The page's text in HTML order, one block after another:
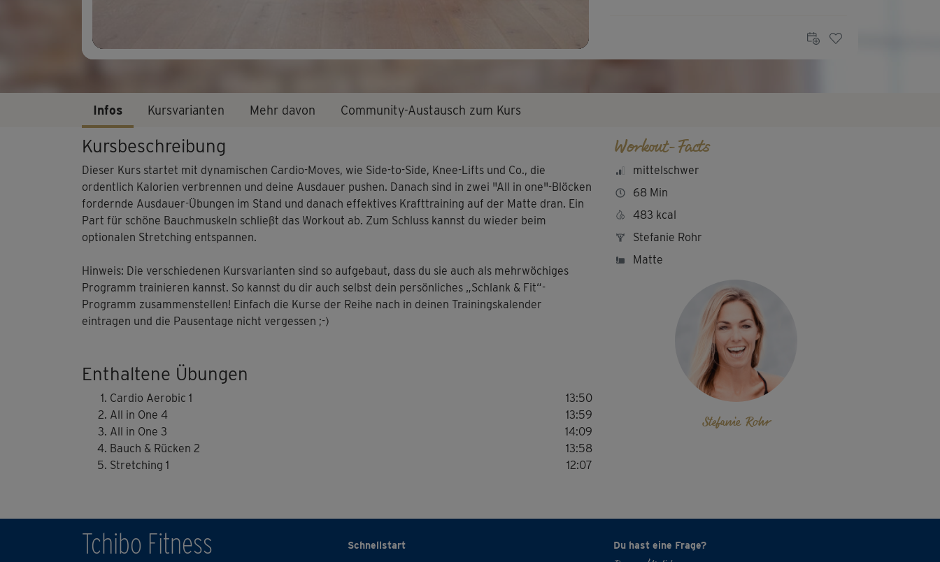
Infos Kursvarianten Mehr davon Community-Austausch zum Kurs
Kursbeschreibung
Dieser Kurs startet mit dynamischen Cardio-Moves, wie Side-to-Side, Knee-Lifts und Co., die
ordentlich Kalorien verbrennen und deine Ausdauer pushen. Danach sind in zwei "All in one"-Blöcken
fordernde Ausdauer-Übungen im Stand und danach effektives Krafttraining auf der Matte dran. Ein
Part für schöne Bauchmuskeln schließt das Workout ab. Zum Schluss kannst du wieder beim
optionalen Stretching entspannen.
Hinweis: Die verschiedenen Kursvarianten sind so aufgebaut, dass du sie auch als mehrwöchiges
Programm trainieren kannst. So kannst du dir auch selbst dein persönliches „Schlank & Fit“-
Programm zusammenstellen! Einfach die Kurse der Reihe nach in deinen Trainingskalender
eintragen und die Pausentage nicht vergessen ;-)
Enthaltene Übungen
Cardio Aerobic 1
13:50
All in One 4
13:59
All in One 3
14:09
Bauch & Rücken 2
13:58
Stretching 1
12:07
Workout-Facts
mittelschwer
68 Min
483 kcal
Stefanie Rohr
Matte
Stefanie Rohr
Tchibo Fitness Schnellstart Du hast eine Frage?